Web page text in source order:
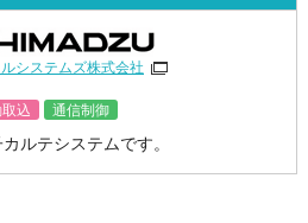
システムズ株式会社
込 通信制御
ルテシステムです。